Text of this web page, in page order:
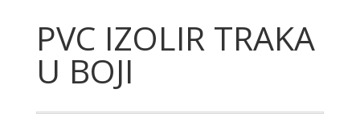
PVC IZOLIR TRAKA
U BOJI